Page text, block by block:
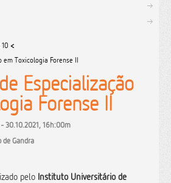
10 <
em Toxicologia Forense II
Especialização
Forense II
30.10.2021, 16h:00m
de Gandra
pelo Instituto Universitário de